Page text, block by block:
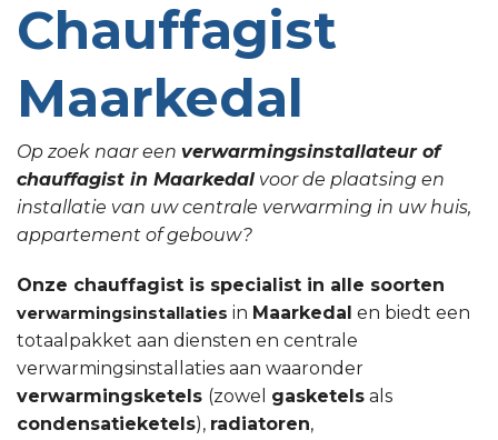
Chauffagist
Maarkedal
Op zoek naar een verwarmingsinstallateur of
chauffagist in Maarkedal voor de plaatsing en
installatie van uw centrale verwarming in uw huis,
appartement of gebouw?
Onze chauffagist is specialist in alle soorten
verwarmingsinstallaties in Maarkedal en biedt een
totaalpakket aan diensten en centrale
verwarmingsinstallaties aan waaronder
verwarmingsketels (zowel gasketels als
condensatieketels), radiatoren,